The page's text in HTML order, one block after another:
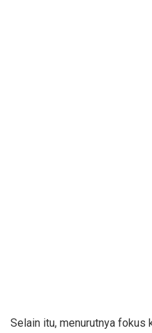
Selain itu, menurutnya fokus